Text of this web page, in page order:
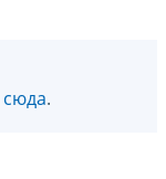
сюда.